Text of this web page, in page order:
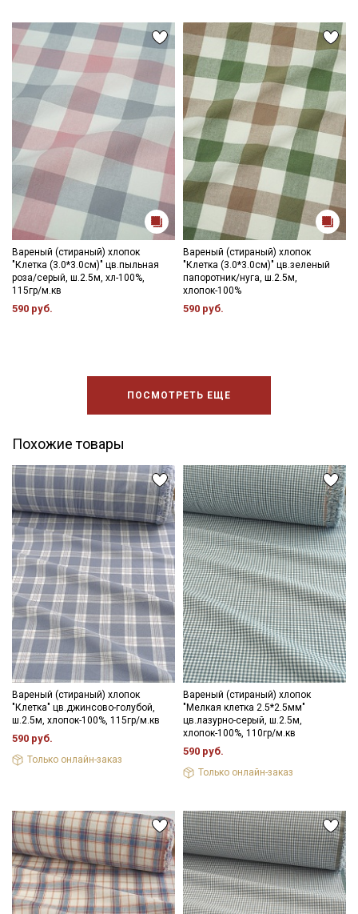
Вареный (стираный) хлопок
"Клетка (3.0*3.0см)" цв.пыльная
роза/серый, ш.2.5м, хл-100%,
115гр/м.кв
590 руб.
Вареный (стираный) хлопок
"Клетка (3.0*3.0см)" цв.зеленый
папоротник/нуга, ш.2.5м,
хлопок-100%
590 руб.
ПОСМОТРЕТЬ ЕЩЕ
Похожие товары
Вареный (стираный) хлопок
"Клетка" цв.джинсово-голубой,
ш.2.5м, хлопок-100%, 115гр/м.кв
590 руб.
Только онлайн-заказ
Вареный (стираный) хлопок
"Мелкая клетка 2.5*2.5мм"
цв.лазурно-серый, ш.2.5м,
хлопок-100%, 110гр/м.кв
590 руб.
Только онлайн-заказ
Мы публикуем здесь дополнительные
промокоды и скидки до 30% на узкие
категории тканей
Электронная почта
Подписаться
Ознакомлен(а) сПолитикой обработки персональных
данныхи даю Согласие на обработку персональных
данных
ДаюСогласие на получение рекламных и
информационных рассылок